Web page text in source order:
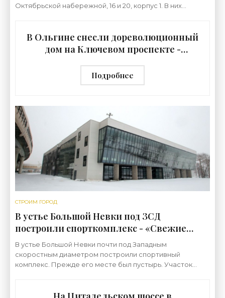
Октябрьской набережной, 16 и 20, корпус 1. В них
В Ольгине снесли дореволюционный
дом на Ключевом проспекте -
Подробнее
СТРОИМ ГОРОД
В устье Большой Невки под ЗСД
построили спорткомплекс - «Свежие
новости строительства»
В устье Большой Невки почти под Западным
скоростным диаметром построили спортивный
комплекс. Прежде его месте был пустырь. Участок